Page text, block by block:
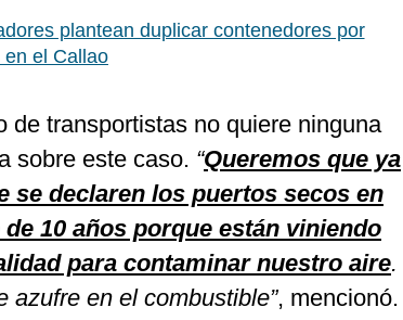
plantean duplicar contenedores por
el Callao
de transportistas no quiere ninguna
sobre este caso. “Queremos que ya
se declaren los puertos secos en
10 años porque están viniendo
para contaminar nuestro aire.
azufre en el combustible”, mencionó.